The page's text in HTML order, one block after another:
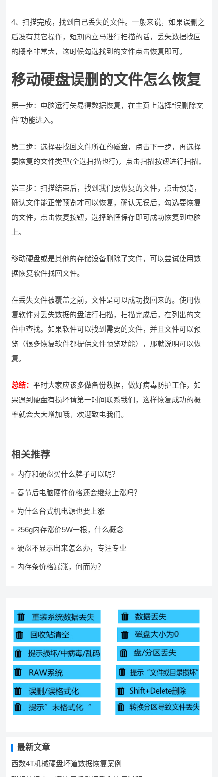
4、扫描完成，找到自己丢失的文件。一般来说，如果误删之
后没有其它操作，短期内立马进行扫描的话，丢失数据找回
的概率非常大，这时候勾选找到的文件点击恢复即可。
移动硬盘误删的文件怎么恢复
第一步：电脑运行失易得数据恢复，在主页上选择“误删除文
件”功能进入。
第二步：选择要找回文件所在的磁盘，点击下一步，再选择
要恢复的文件类型(全选扫描也行)，点击扫描按钮进行扫描。
第三步：扫描结束后，找到我们要恢复的文件，点击预览，
确认文件能正常预览才可以恢复，确认无误后，勾选要恢复
的文件，点击恢复按钮，选择路径保存即可成功恢复到电脑
上。
移动硬盘或是其他的存储设备删除了文件，可以尝试使用数
据恢复软件找回文件。
在丢失文件被覆盖之前，文件是可以成功找回来的。使用恢
复软件对丢失数据的盘进行扫描，扫描完成后，在列出的文
件中查找。如果软件可以找到需要的文件，并且文件可以预
览（很多恢复软件都提供文件预览功能），那就说明可以恢
复。
总结：平时大家应该多做备份数据，做好病毒防护工作，如
果遇到硬盘有损坏请第一时间联系我们，这样恢复成功的概
率就会大大增加哦，欢迎致电我们。
相关推荐
内存和硬盘买什么牌子可以呢？
春节后电脑硬件价格还会继续上涨吗？
为什么台式机电源也要上涨
256g内存涨价5W一根，什么概念
硬盘不显示出来怎么办，专注专业
内存条价格暴涨，何而为？
最新文章
西数4T机械硬盘坏道数据恢复案例